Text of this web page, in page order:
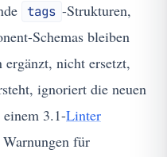
tags -Strukturen,
Schemas bleiben
nicht ersetzt,
ignoriert die neuen
3.1-Linter
für